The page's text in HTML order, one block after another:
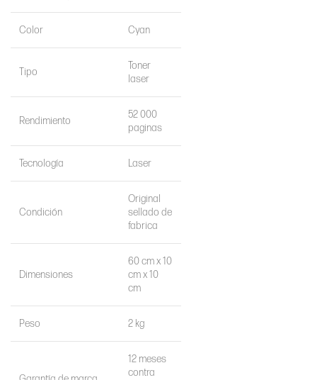
Color Cyan
Tipo
Toner
laser
Rendimiento
52 000
paginas
Tecnología Laser
Condición
Original
sellado de
fabrica
Dimensiones
60 cm x 10
cm x 10
cm
Peso 2 kg
12 meses
contra